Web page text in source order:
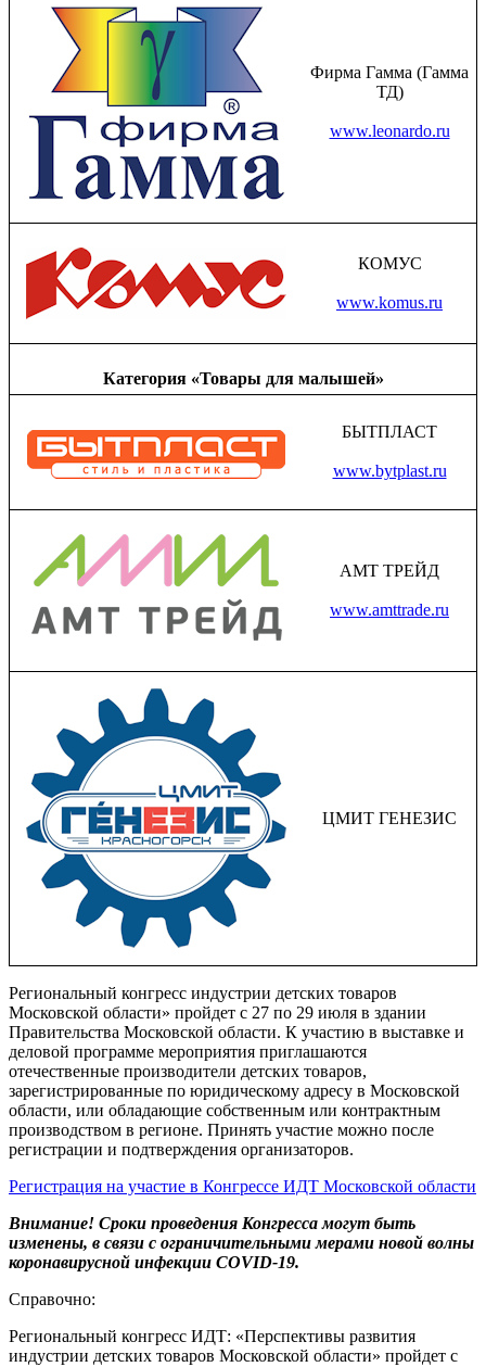
Фирма Гамма (Гамма
ТД)
www.leonardo.ru
КОМУС
www.komus.ru
Категория «Товары для малышей»
БЫТПЛАСТ
www.bytplast.ru
АМТ ТРЕЙД
www.amttrade.ru
ЦМИТ ГЕНЕЗИС
Региональный конгресс индустрии детских товаров
Московской области» пройдет с 27 по 29 июля в здании
Правительства Московской области. К участию в выставке и
деловой программе мероприятия приглашаются
отечественные производители детских товаров,
зарегистрированные по юридическому адресу в Московской
области, или обладающие собственным или контрактным
производством в регионе. Принять участие можно после
регистрации и подтверждения организаторов.
Регистрация на участие в Конгрессе ИДТ Московской области
Внимание! Сроки проведения Конгресса могут быть
изменены, в связи с ограничительными мерами новой волны
коронавирусной инфекции COVID-19.
Справочно:
Региональный конгресс ИДТ: «Перспективы развития
индустрии детских товаров Московской области» пройдет с